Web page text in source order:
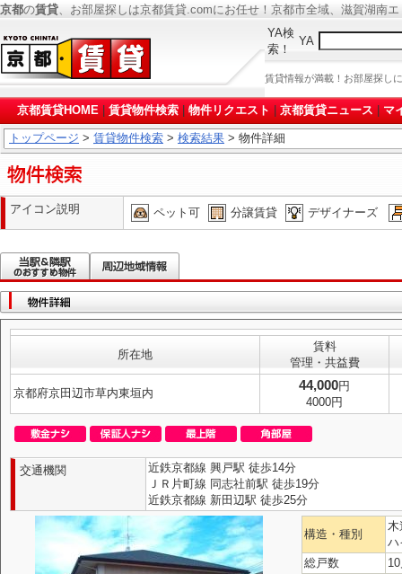
京都の賃貸、お部屋探しは京都賃貸.comにお任せ！京都市全域、滋賀湖南
YA検
索！
YA
賃貸情報が満載！お部屋探し
京都賃貸HOME 賃貸物件検索 物件リクエスト 京都賃貸ニュース マ
トップページ > 賃貸物件検索 > 検索結果 > 物件詳細
アイコン説明 ペット可 分譲賃貸 デザイナーズ
所在地
賃料
管理・共益費
京都府京田辺市草内東垣内
44,000円
4000円
交通機関
近鉄京都線 興戸駅 徒歩14分
ＪＲ片町線 同志社前駅 徒歩19分
近鉄京都線 新田辺駅 徒歩25分
構造・種別
木
ハ
総戸数